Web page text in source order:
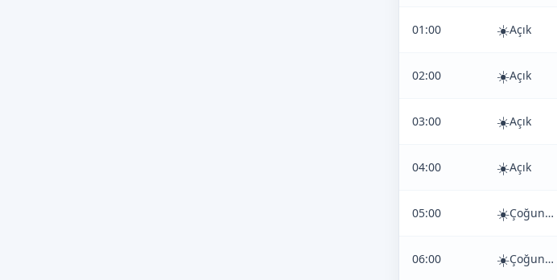
01:00 ☀️Açık
02:00 ☀️Açık
03:00 ☀️Açık
04:00 ☀️Açık
05:00 ☀️ Çoğunlukla Açık
06:00 ☀️ Çoğunlukla Açık